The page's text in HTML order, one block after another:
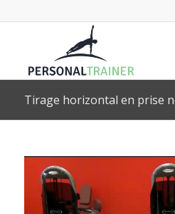
Tirage horizontal en prise